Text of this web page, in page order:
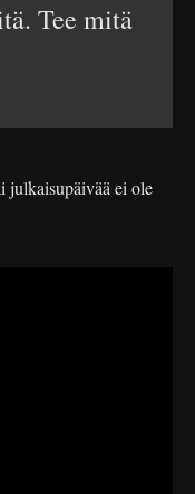
Tee mitä
julkaisupäivää ei ole